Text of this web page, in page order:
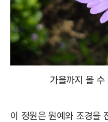
가을까지 볼
이 정원은 원예와 조경을